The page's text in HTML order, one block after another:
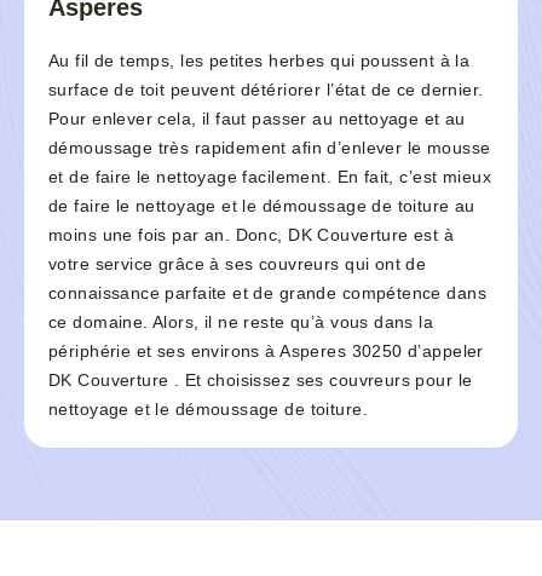
Asperes
Au fil de temps, les petites herbes qui poussent à la
surface de toit peuvent détériorer l’état de ce dernier.
Pour enlever cela, il faut passer au nettoyage et au
démoussage très rapidement afin d’enlever le mousse
et de faire le nettoyage facilement. En fait, c’est mieux
de faire le nettoyage et le démoussage de toiture au
moins une fois par an. Donc, DK Couverture est à
votre service grâce à ses couvreurs qui ont de
connaissance parfaite et de grande compétence dans
ce domaine. Alors, il ne reste qu’à vous dans la
périphérie et ses environs à Asperes 30250 d’appeler
DK Couverture . Et choisissez ses couvreurs pour le
nettoyage et le démoussage de toiture.